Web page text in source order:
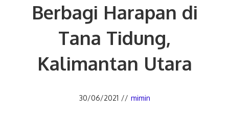
Berbagi Harapan di
Tana Tidung,
Kalimantan Utara
30/06/2021 // mimin